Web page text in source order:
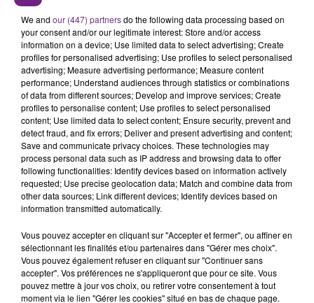
LE MAGASIN JOUÉCLUB DE REIMS FERME
SES PORTES
C'était l'une des institutions du centre-ville
rémois. Le magasin JouéClub est contraint de
fermer ses portes.
TITRES DIFFUSÉS
11h25
11h25
SAM SMITH
I'm Not The Only One
11h22
11h22
ALEX WARREN
Passenger
We and our (447) partnersdo the following data processing based on
your consent and/or our legitimate interest: Store and/or access
information on a device; Use limited data to select advertising; Create
profiles for personalised advertising; Use profiles to select personalised
advertising; Measure advertising performance; Measure content
performance; Understand audiences through statistics or combinations
of data from different sources; Develop and improve services; Create
profiles to personalise content; Use profiles to select personalised
content; Use limited data to select content; Ensure security, prevent and
detect fraud, and fix errors; Deliver and present advertising and content;
Save and communicate privacy choices. These technologies may
process personal data such as IP address and browsing data to offer
following functionalities: Identify devices based on information actively
requested; Use precise geolocation data; Match and combine data from
other data sources; Link different devices; Identify devices based on
information transmitted automatically.
Vous pouvez accepter en cliquant sur "Accepter et fermer", ou affiner en
sélectionnant les finalités et/ou partenaires dans "Gérer mes choix".
Vous pouvez également refuser en cliquant sur "Continuer sans
accepter". Vos préférences ne s'appliqueront que pour ce site. Vous
pouvez mettre à jour vos choix, ou retirer votre consentement à tout
moment via le lien "Gérer les cookies" situé en bas de chaque page.